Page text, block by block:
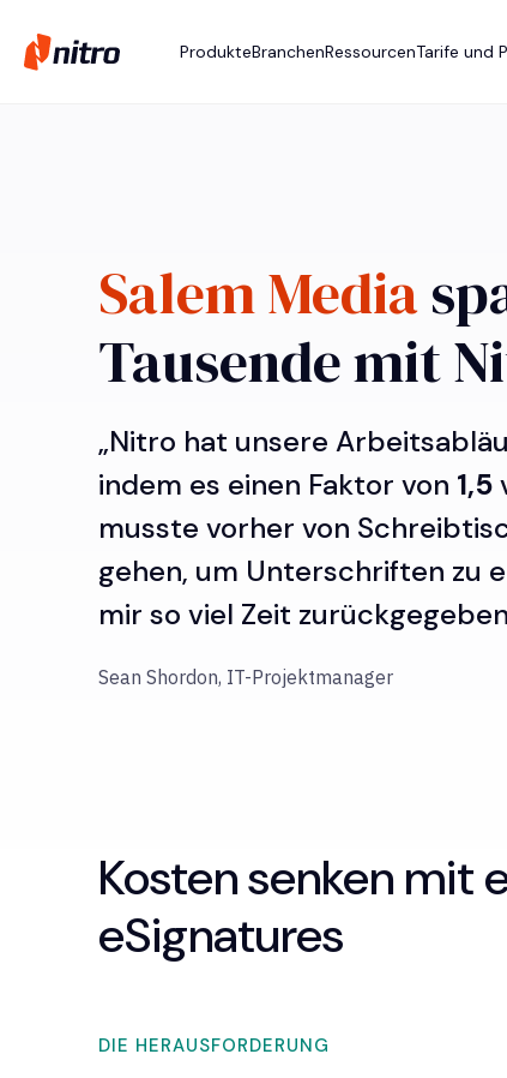
ProdukteBranchenRessourcenTarife und
Salem Media
Tausende mit
„Nitro hat unsere
indem es einen Faktor von 1,5
musste vorher von
gehen, um Unterschriften zu
mir so viel Zeit
Sean Shordon, IT-Projektmanager
Kosten senken mit
eSignatures
DIE HERAUSFORDERUNG